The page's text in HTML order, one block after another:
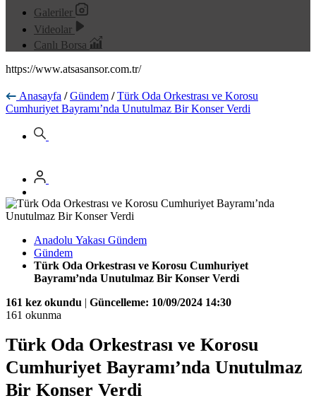
Galeriler
Videolar
Canlı Borsa
https://www.atsasansor.com.tr/
Anasayfa / Gündem / Türk Oda Orkestrası ve Korosu
Cumhuriyet Bayramı’nda Unutulmaz Bir Konser Verdi
Anadolu Yakası Gündem
Gündem
Türk Oda Orkestrası ve Korosu Cumhuriyet
Bayramı’nda Unutulmaz Bir Konser Verdi
161 kez okundu | Güncelleme: 10/09/2024 14:30
161 okunma
Türk Oda Orkestrası ve Korosu
Cumhuriyet Bayramı’nda Unutulmaz
Bir Konser Verdi